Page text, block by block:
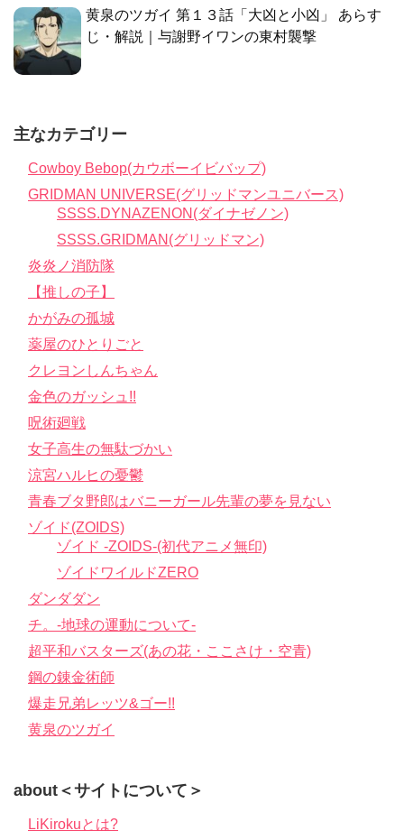
黄泉のツガイ 第１３話「大凶と小凶」 あらす
じ・解説｜与謝野イワンの東村襲撃
主なカテゴリー
Cowboy Bebop(カウボーイビバップ)
GRIDMAN UNIVERSE(グリッドマンユニバース)
SSSS.DYNAZENON(ダイナゼノン)
SSSS.GRIDMAN(グリッドマン)
炎炎ノ消防隊
【推しの子】
かがみの孤城
薬屋のひとりごと
クレヨンしんちゃん
金色のガッシュ!!
呪術廻戦
女子高生の無駄づかい
涼宮ハルヒの憂鬱
青春ブタ野郎はバニーガール先輩の夢を見ない
ゾイド(ZOIDS)
ゾイド -ZOIDS-(初代アニメ無印)
ゾイドワイルドZERO
ダンダダン
チ。-地球の運動について-
超平和バスターズ(あの花・ここさけ・空青)
鋼の錬金術師
爆走兄弟レッツ&ゴー!!
黄泉のツガイ
about＜サイトについて＞
LiKirokuとは?